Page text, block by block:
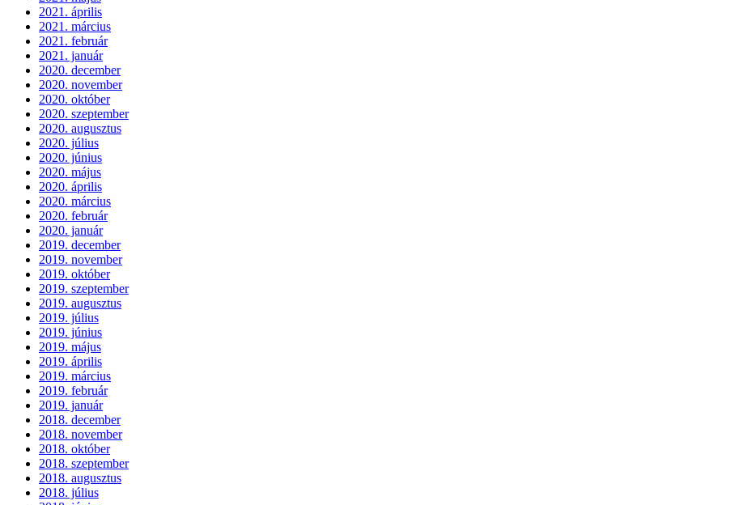
2021. április
2021. március
2021. február
2021. január
2020. december
2020. november
2020. október
2020. szeptember
2020. augusztus
2020. július
2020. június
2020. május
2020. április
2020. március
2020. február
2020. január
2019. december
2019. november
2019. október
2019. szeptember
2019. augusztus
2019. július
2019. június
2019. május
2019. április
2019. március
2019. február
2019. január
2018. december
2018. november
2018. október
2018. szeptember
2018. augusztus
2018. július